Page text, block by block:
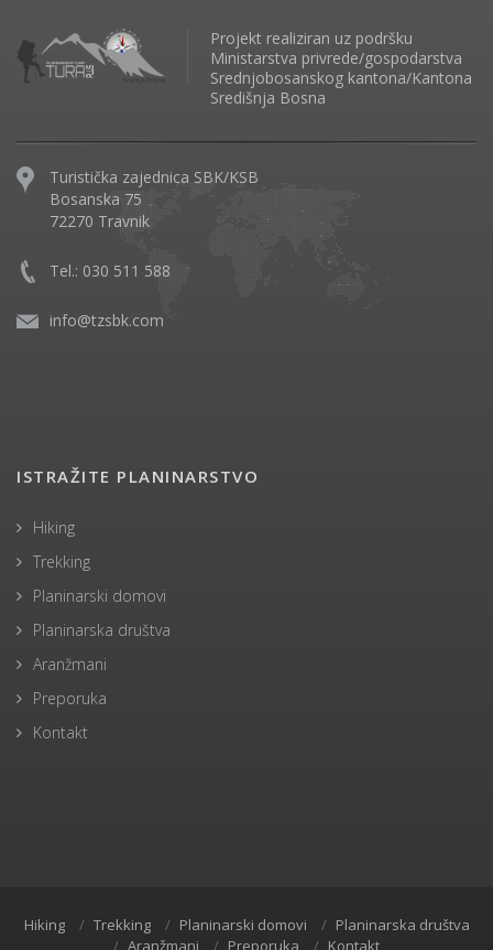
Projekt realiziran uz podršku
Ministarstva privrede/gospodarstva
Srednjobosanskog kantona/Kantona
Središnja Bosna
Turistička zajednica SBK/KSB
Bosanska 75
72270 Travnik
Tel.: 030 511 588
info@tzsbk.com
ISTRAŽITE PLANINARSTVO
Hiking
Trekking
Planinarski domovi
Planinarska društva
Aranžmani
Preporuka
Kontakt
Hiking Trekking Planinarski domovi
Planinarska društva
Aranžmani
Preporuka Kontakt